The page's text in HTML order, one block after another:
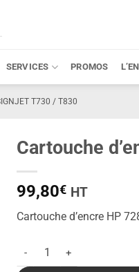
SERVICES PROMOS
T730 / T830
Cartouche
99,80€ HT
Cartouche d’encre HP
quantité de Cartouche